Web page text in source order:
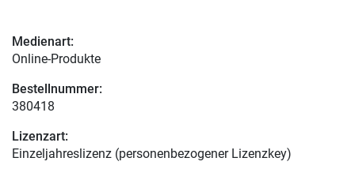
Medienart:
Online-Produkte
Bestellnummer:
380418
Lizenzart:
Einzeljahreslizenz (personenbezogener Lizenzkey)